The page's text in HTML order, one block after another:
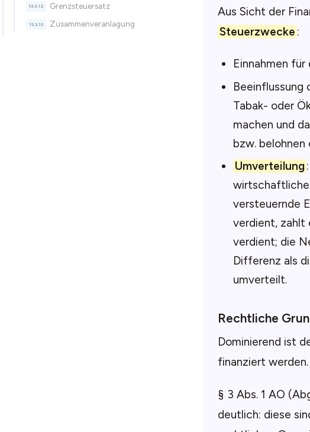
Grenzsteuersatz
Zusammenveranlagung
Aus Sicht der
Steuerzwecke :
Einnahmen
Beeinflussung
Tabak- oder
machen und
bzw. belohnen
Umverteilung
versteuernde
verdient, zahlt
verdient; die
Differenz als
umverteilt.
Rechtliche
Dominierend ist
finanziert werden.
§ 3 Abs. 1 AO
deutlich: diese